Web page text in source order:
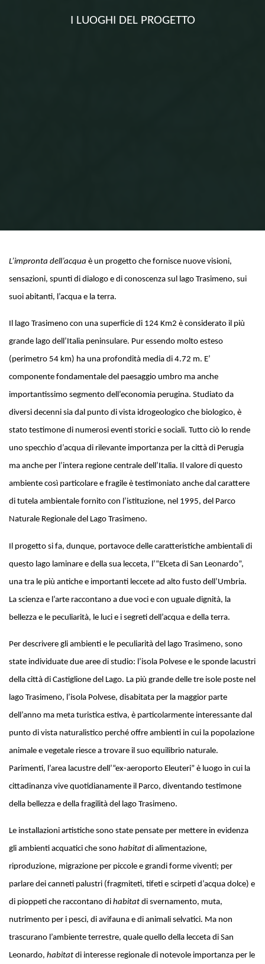
I LUOGHI DEL PROGETTO
L’impronta dell’acquaè un progetto che fornisce nuove visioni,
sensazioni, spunti di dialogo e di conoscenza sul lago Trasimeno, sui
suoi abitanti, l’acqua e la terra.
Il lago Trasimeno con una superficie di 124 Km2 è considerato il più
grande lago dell’Italia peninsulare. Pur essendo molto esteso
(perimetro 54 km) ha una profondità media di 4.72 m. E’
componente fondamentale del paesaggio umbro ma anche
importantissimo segmento dell’economia perugina. Studiato da
diversi decenni sia dal punto di vista idrogeologico che biologico, è
stato testimone di numerosi eventi storici e sociali. Tutto ciò lo rende
uno specchio d’acqua di rilevante importanza per la città di Perugia
ma anche per l’intera regione centrale dell’Italia. Il valore di questo
ambiente così particolare e fragile è testimoniato anche dal carattere
di tutela ambientale fornito con l’istituzione, nel 1995, del Parco
Naturale Regionale del Lago Trasimeno.
Il progetto si fa, dunque, portavoce delle caratteristiche ambientali di
questo lago laminare e della sua lecceta, l’“Elceta di San Leonardo”,
una tra le più antiche e importanti leccete ad alto fusto dell’Umbria.
La scienza e l’arte raccontano a due voci e con uguale dignità, la
bellezza e le peculiarità, le luci e i segreti dell’acqua e della terra.
Per descrivere gli ambienti e le peculiarità del lago Trasimeno, sono
state individuate due aree di studio: l’isola Polvese e le sponde lacustri
della città di Castiglione del Lago. La più grande delle tre isole poste nel
lago Trasimeno, l’isola Polvese, disabitata per la maggior parte
dell’anno ma meta turistica estiva, è particolarmente interessante dal
punto di vista naturalistico perché offre ambienti in cui la popolazione
animale e vegetale riesce a trovare il suo equilibrio naturale.
Parimenti, l’area lacustre dell’“ex-aeroporto Eleuteri” è luogo in cui la
cittadinanza vive quotidianamente il Parco, diventando testimone
della bellezza e della fragilità del lago Trasimeno.
Le installazioni artistiche sono state pensate per mettere in evidenza
gli ambienti acquatici che sonohabitatdi alimentazione,
riproduzione, migrazione per piccole e grandi forme viventi; per
parlare dei canneti palustri (fragmiteti, tifeti e scirpeti d’acqua dolce) e
di pioppeti che raccontano dihabitatdi svernamento, muta,
nutrimento per i pesci, di avifauna e di animali selvatici. Ma non
trascurano l’ambiente terrestre, quale quello della lecceta di San
Leonardo,habitatdi interesse regionale di notevole importanza per le